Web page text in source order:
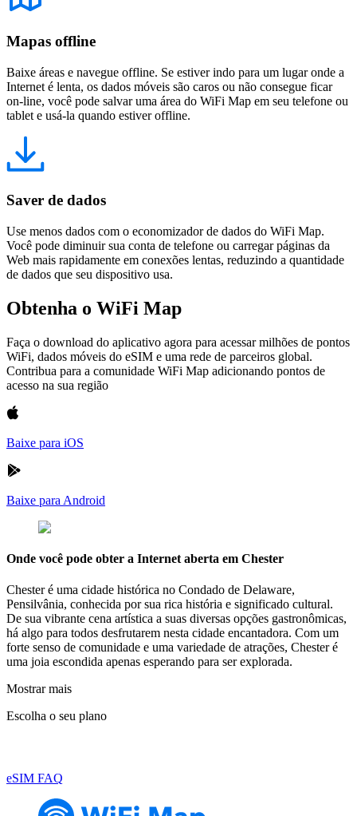
Mapas offline
Baixe áreas e navegue offline. Se estiver indo para um lugar onde a
Internet é lenta, os dados móveis são caros ou não consegue ficar
on-line, você pode salvar uma área do WiFi Map em seu telefone ou
tablet e usá-la quando estiver offline.
Saver de dados
Use menos dados com o economizador de dados do WiFi Map.
Você pode diminuir sua conta de telefone ou carregar páginas da
Web mais rapidamente em conexões lentas, reduzindo a quantidade
de dados que seu dispositivo usa.
Obtenha o WiFi Map
Faça o download do aplicativo agora para acessar milhões de pontos
WiFi, dados móveis do eSIM e uma rede de parceiros global.
Contribua para a comunidade WiFi Map adicionando pontos de
acesso na sua região
Baixe para iOS
Baixe para Android
Onde você pode obter a Internet aberta em Chester
Chester é uma cidade histórica no Condado de Delaware,
Pensilvânia, conhecida por sua rica história e significado cultural.
De sua vibrante cena artística a suas diversas opções gastronômicas,
há algo para todos desfrutarem nesta cidade encantadora. Com um
forte senso de comunidade e uma variedade de atrações, Chester é
uma joia escondida apenas esperando para ser explorada.
Mostrar mais
Escolha o seu plano
eSIM FAQ